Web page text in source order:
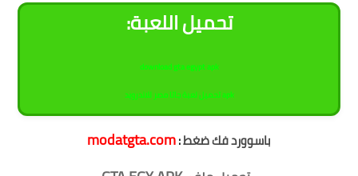
:تحميل اللعبة
download gta egypt apk
تحميل لعبة جاتا مصر للاندرويد apk
باسووردفك ضغط:
modatgta.com